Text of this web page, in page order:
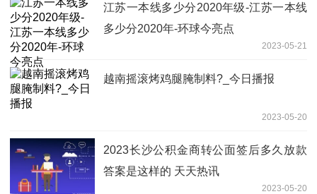
江苏一本线多少分2020年级-江苏一本线
多少分2020年-环球今亮点
2023-05-21
越南摇滚烤鸡腿腌制料?_今日播报
2023-05-20
2023长沙公积金商转公面签后多久放款
答案是这样的 天天热讯
2023-05-20